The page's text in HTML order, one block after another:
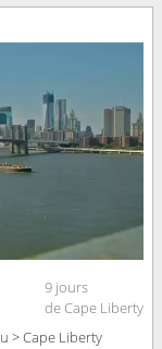
9 jours
de Cape Liberty
> Cape Liberty